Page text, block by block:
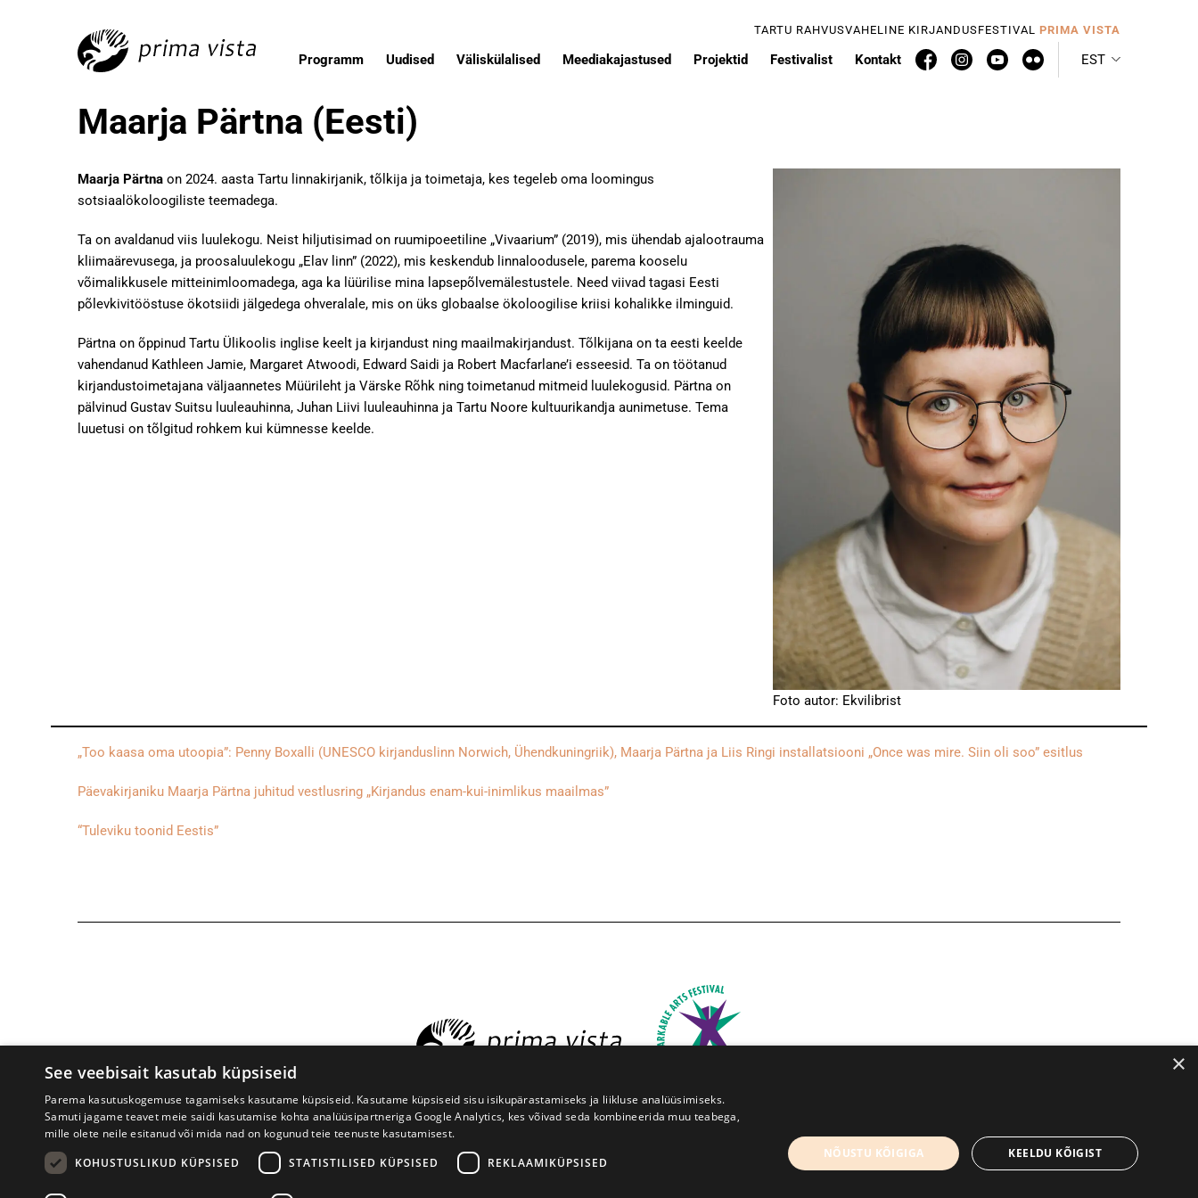
TARTU RAHVUSVAHELINE KIRJANDUSFESTIVAL PRIMA VISTA
Programm Uudised Väliskülalised Meediakajastused Projektid Festivalist Kontakt EST
Maarja Pärtna (Eesti)
Maarja Pärtna on 2024. aasta Tartu linnakirjanik, tõlkija ja toimetaja, kes tegeleb oma loomingus
sotsiaalökoloogiliste teemadega.
Ta on avaldanud viis luulekogu. Neist hiljutisimad on ruumipoeetiline „Vivaarium” (2019), mis ühendab ajalootrauma
kliimaärevusega, ja proosaluulekogu „Elav linn” (2022), mis keskendub linnaloodusele, parema kooselu
võimalikkusele mitteinimloomadega, aga ka lüürilise mina lapsepõlvemälestustele. Need viivad tagasi Eesti
põlevkivitööstuse ökotsiidi jälgedega ohveralale, mis on üks globaalse ökoloogilise kriisi kohalikke ilminguid.
Pärtna on õppinud Tartu Ülikoolis inglise keelt ja kirjandust ning maailmakirjandust. Tõlkijana on ta eesti keelde
vahendanud Kathleen Jamie, Margaret Atwoodi, Edward Saidi ja Robert Macfarlane’i esseesid. Ta on töötanud
kirjandustoimetajana väljaannetes Müürileht ja Värske Rõhk ning toimetanud mitmeid luulekogusid. Pärtna on
pälvinud Gustav Suitsu luuleauhinna, Juhan Liivi luuleauhinna ja Tartu Noore kultuurikandja aunimetuse. Tema
luuetusi on tõlgitud rohkem kui kümnesse keelde.
Foto autor: Ekvilibrist
„Too kaasa oma utoopia”: Penny Boxalli (UNESCO kirjanduslinn Norwich, Ühendkuningriik), Maarja Pärtna ja Liis Ringi installatsiooni „Once was mire. Siin oli soo” esitlus
Päevakirjaniku Maarja Pärtna juhitud vestlusring „Kirjandus enam-kui-inimlikus maailmas”
“Tuleviku toonid Eestis”
Prima Vista kirjandusfestival W. Struve 1, Tartu 50091 info@kirjandusfestival.tartu.ee Kontaktid
×
See veebisait kasutab küpsiseid
Parema kasutuskogemuse tagamiseks kasutame küpsiseid. Kasutame küpsiseid sisu isikupärastamiseks ja liikluse analüüsimiseks.
Samuti jagame teavet meie saidi kasutamise kohta analüüsipartneriga Google Analytics, kes võivad seda kombineerida muu teabega,
mille olete neile esitanud või mida nad on kogunud teie teenuste kasutamisest.
KOHUSTUSLIKUD KÜPSISED
STATISTILISED KÜPSISED REKLAAMIKÜPSISED
NÕUSTU KÕIGIGA KEELDU KÕIGIST